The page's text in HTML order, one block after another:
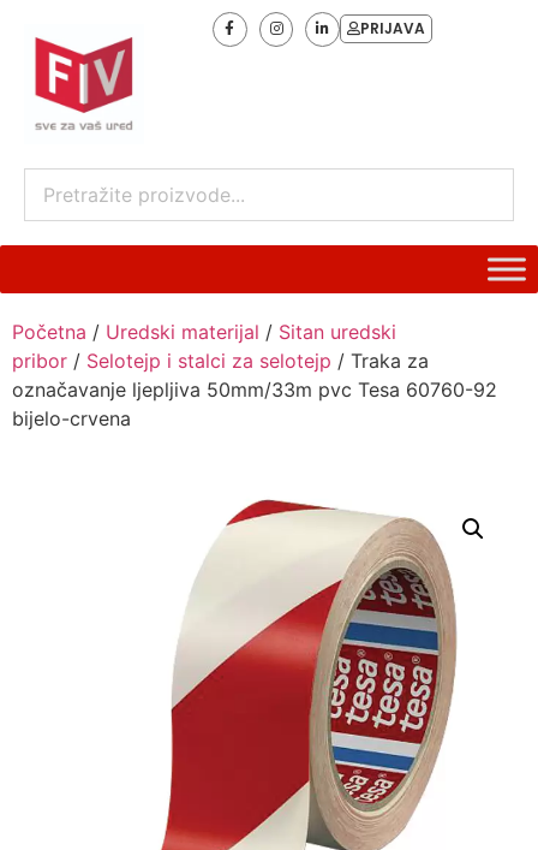
PRIJAVA
Početna / Uredski materijal / Sitan uredski
pribor / Selotejp i stalci za selotejp / Traka za
označavanje ljepljiva 50mm/33m pvc Tesa 60760-92
bijelo-crvena